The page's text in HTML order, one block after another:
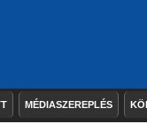
MÉDIASZEREPLÉS